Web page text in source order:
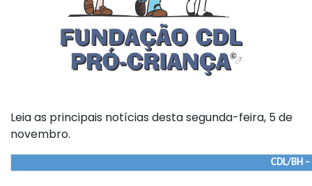
Leia as principais notícias desta segunda-feira, 5 de
novembro.
CDL/BH